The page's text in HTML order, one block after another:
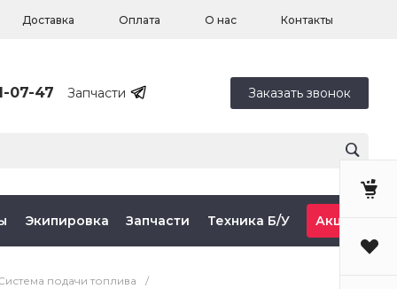
Доставка Оплата О нас Контакты
07-47 Запчасти Заказать звонок
Экипировка Запчасти Техника Б/У Акции
подачи топлива /